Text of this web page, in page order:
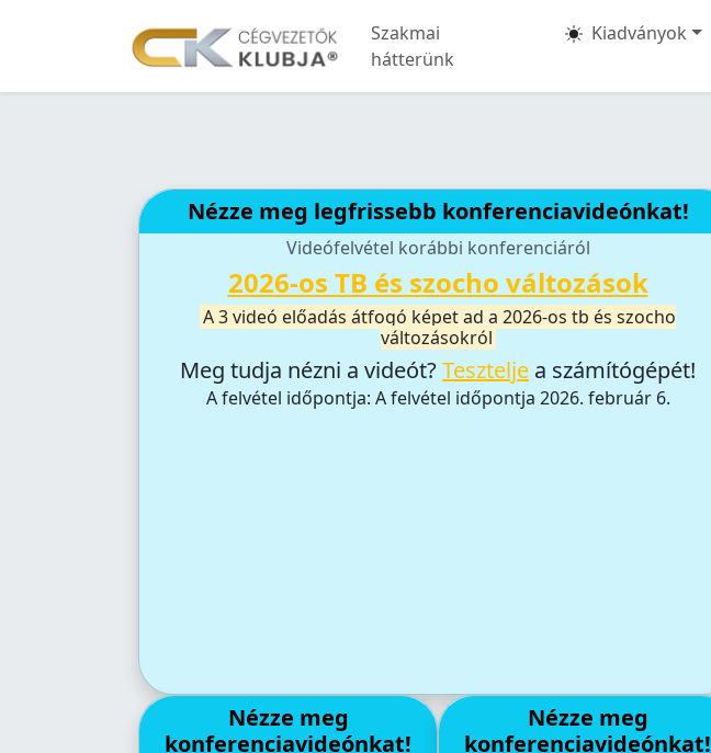
Szakmai
hátterünk
Kiadványok
Nézze meg legfrissebb konferenciavideónkat!
Videófelvétel korábbi konferenciáról
2026-os TB és szocho változások
A 3 videó előadás átfogó képet ad a 2026-os tb és szocho
változásokról
Meg tudja nézni a videót?Tesztelje a számítógépét!
A felvétel időpontja: A felvétel időpontja 2026. február 6.
Nézze meg
konferenciavideónkat!
Nézze meg
konferenciavideónkat!